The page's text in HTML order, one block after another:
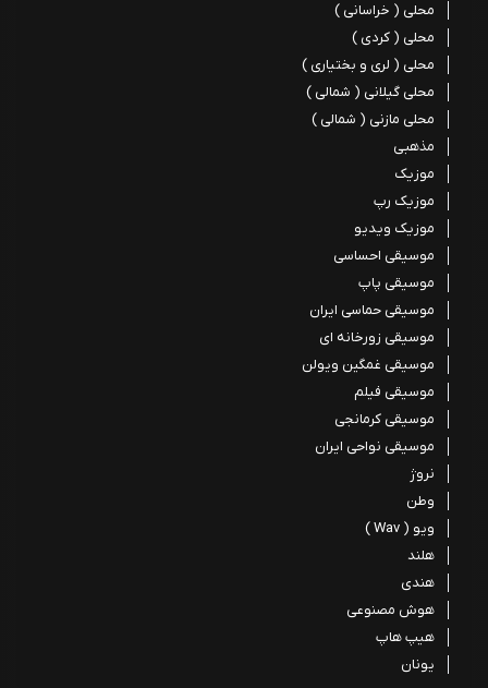
محلی ( خراسانی )
محلی ( کردی )
محلی ( لری و بختیاری )
محلی گیلانی ( شمالی )
محلی مازنی ( شمالی )
مذهبی
موزیک
موزیک رپ
موزیک ویدیو
موسیقی احساسی
موسیقی پاپ
موسیقی حماسی ایران
موسیقی زورخانه ای
موسیقی غمگین ویولن
موسیقی فیلم
موسیقی کرمانجی
موسیقی نواحی ایران
نروژ
وطن
ویو ( Wav )
هلند
هندی
هوش مصنوعی
هیپ هاپ
یونان